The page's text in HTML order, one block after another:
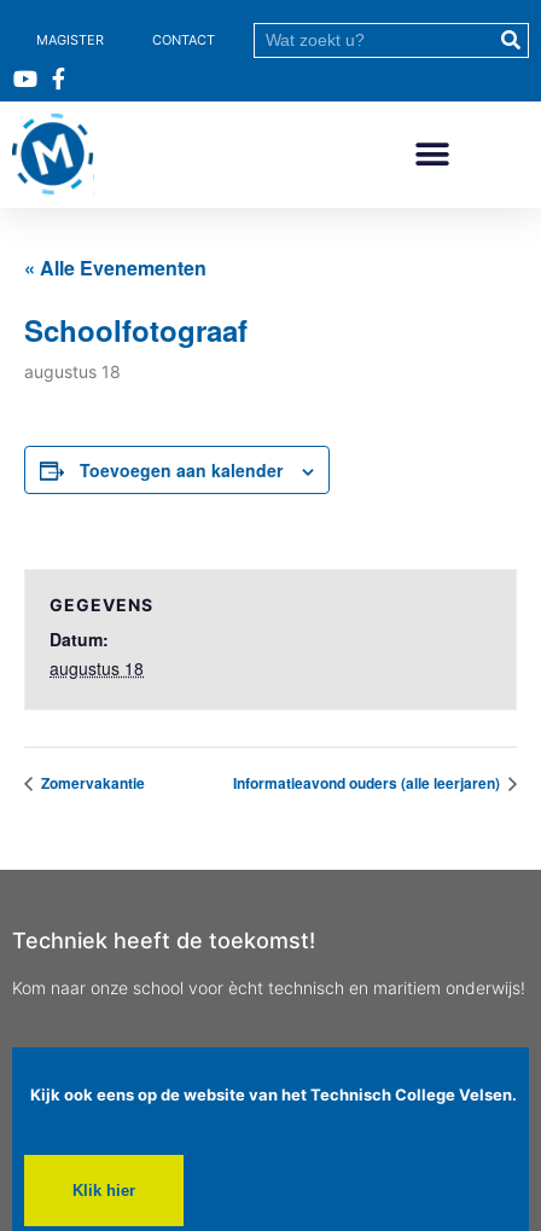
MAGISTER CONTACT
« Alle Evenementen
Schoolfotograaf
augustus 18
Toevoegen aan kalender
GEGEVENS
Datum:
augustus 18
Zomervakantie Informatieavond ouders (alle leerjaren)
Techniek heeft de toekomst!
Kom naar onze school voor ècht technisch en maritiem onderwijs!
Kijk ook eens op de website van het Technisch College Velsen.
Klik hier